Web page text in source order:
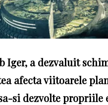
Iger, a dezvaluit
afecta viitoarele
si dezvolte